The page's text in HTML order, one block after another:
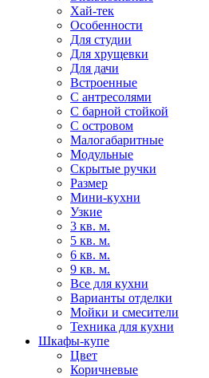
Хай-тек
Особенности
Для студии
Для хрущевки
Для дачи
Встроенные
С антресолями
С барной стойкой
С островом
Малогабаритные
Модульные
Скрытые ручки
Размер
Мини-кухни
Узкие
3 кв. м.
5 кв. м.
6 кв. м.
9 кв. м.
Все для кухни
Варианты отделки
Мойки и смесители
Техника для кухни
Шкафы-купе
Цвет
Коричневые